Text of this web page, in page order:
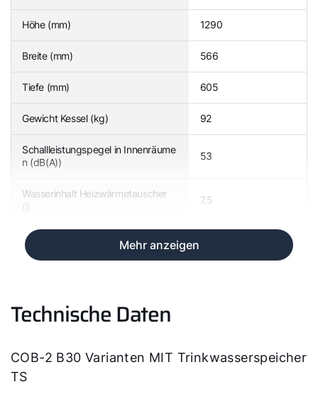
Höhe (mm) 1290
Breite (mm) 566
Tiefe (mm) 605
Gewicht Kessel (kg) 92
Schallleistungspegel in Innenräume
n (dB(A))
53
Wasserinhalt Heizwärmetauscher
(l)
7,5
Mehr anzeigen
Technische Daten
COB-2 B30 Varianten MIT Trinkwasserspeicher
TS